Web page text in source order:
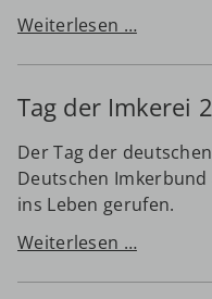
Weiterlesen …
D.I.B.-
Anfang
August
Tag der Imkerei
Der Tag der
Deutschen
ins Leben gerufen.
Weiterlesen …Tag